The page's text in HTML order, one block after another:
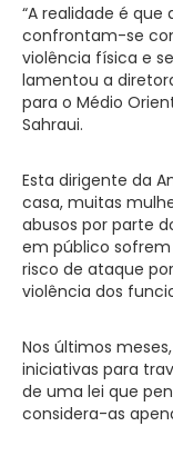
“A realidade é que
confrontam-se
violência física e
lamentou a
para o Médio
Sahraui.
Esta dirigente da
casa, muitas
abusos por parte
em público sofrem
risco de ataque
violência dos
Nos últimos
iniciativas para
de uma lei que
considera-as